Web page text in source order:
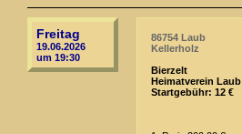
Freitag
19.06.2026
um 19:30
86754 Laub
Kellerholz
Bierzelt
Heimatverein Laub
Startgebühr: 12 €